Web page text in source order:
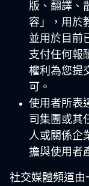
版、翻譯、
容」，用於
並用於目前
支付任何報
權利為您提
可。
使用者所表
司集團或其
人或關係企
擔與使用者
社交媒體頻道由